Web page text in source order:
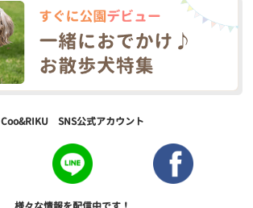
Coo&RIKU SNS公式アカウント